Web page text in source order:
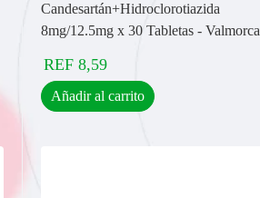
Candesartán+Hidroclorotiazida
8mg/12.5mg x 30 Tabletas - Valmorca
REF 8,59
Añadir al carrito